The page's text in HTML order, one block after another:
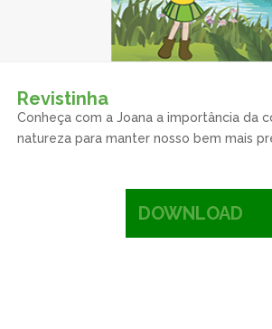
Revistinha
Conheça com a Joana a importância da
natureza para manter nosso bem mais
DOWNLOAD